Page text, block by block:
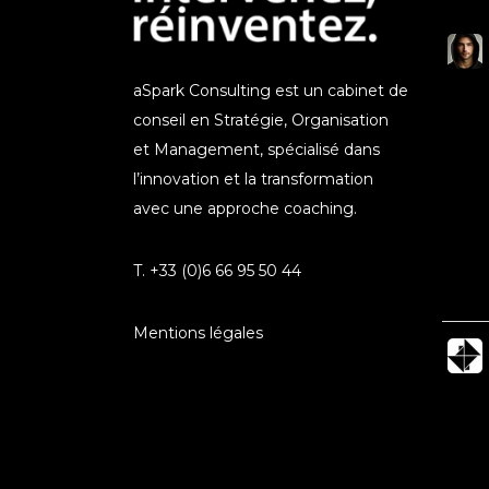
aSpark Consulting est un cabinet de
conseil en Stratégie, Organisation
et Management, spécialisé dans
l’innovation et la transformation
avec une approche coaching.
T. +33 (0)6 66 95 50 44
Mentions légales